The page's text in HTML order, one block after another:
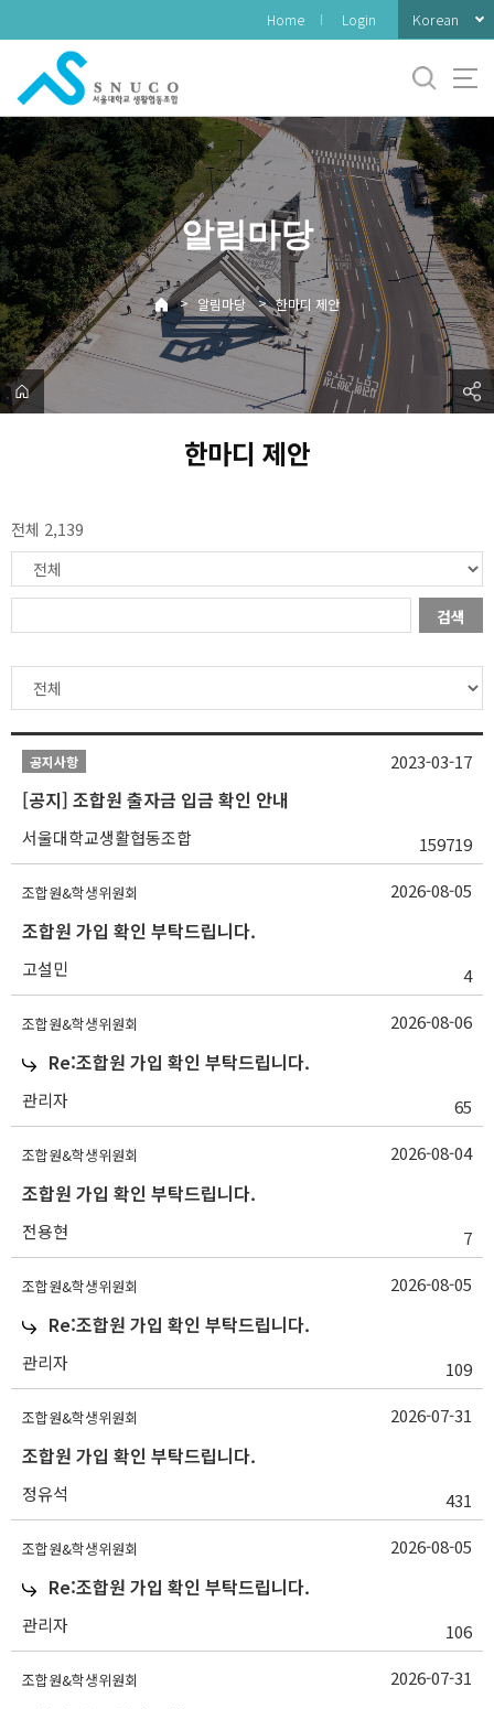
로
메
뉴
Home Login Korean
알림마당
> 알림마당 > 한마디 제안
한마디 제안
전체 2,139
검색
공지사항
[공지] 조합원 출자금 입금 확인 안내
서울대학교생활협동조합 159719
2023-03-17
조합원&학생위원회
조합원 가입 확인 부탁드립니다.
고설민 4
2026-08-05
조합원&학생위원회
Re:조합원 가입 확인 부탁드립니다.
관리자 65
2026-08-06
조합원&학생위원회
조합원 가입 확인 부탁드립니다.
전용현 7
2026-08-04
조합원&학생위원회
Re:조합원 가입 확인 부탁드립니다.
관리자 109
2026-08-05
조합원&학생위원회
조합원 가입 확인 부탁드립니다.
정유석 431
2026-07-31
조합원&학생위원회
Re:조합원 가입 확인 부탁드립니다.
관리자 106
2026-08-05
조합원&학생위원회 2026-07-31